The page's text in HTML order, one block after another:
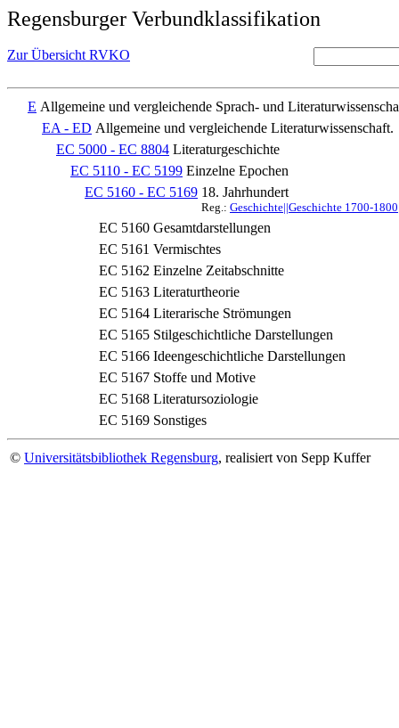
Regensburger Verbundklassifikation
Zur Übersicht RVKO
E Allgemeine und vergleichende Sprach- und
EA - ED Allgemeine und vergleichende Literaturwissenschaft.
EC 5000 - EC 8804 Literaturgeschichte
EC 5110 - EC 5199 Einzelne Epochen
EC 5160 - EC 5169 18. Jahrhundert
Reg.: Geschichte||Geschichte 1700-
EC 5160 Gesamtdarstellungen
EC 5161 Vermischtes
EC 5162 Einzelne Zeitabschnitte
EC 5163 Literaturtheorie
EC 5164 Literarische Strömungen
EC 5165 Stilgeschichtliche Darstellungen
EC 5166 Ideengeschichtliche Darstellungen
EC 5167 Stoffe und Motive
EC 5168 Literatursoziologie
EC 5169 Sonstiges
© Universitätsbibliothek Regensburg, realisiert von Sepp Kuffer